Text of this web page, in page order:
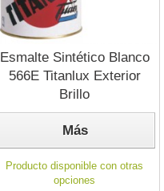
Esmalte Sintético Blanco
566E Titanlux Exterior
Brillo
Más
Producto disponible con otras
opciones